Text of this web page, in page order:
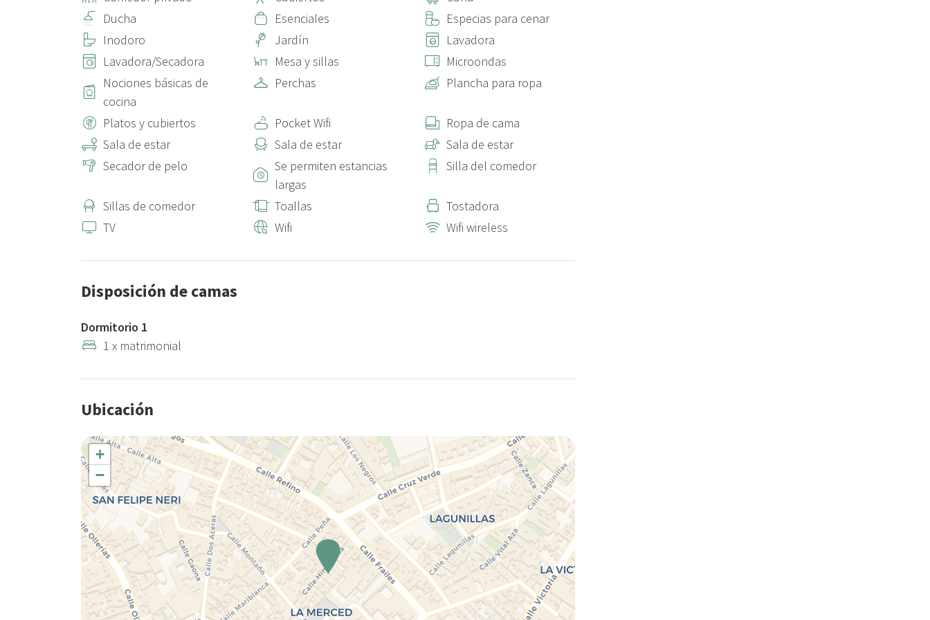
una de estas opciones:
• Cobertura por daños accidentales de 25 € (No reembolsable). Cubre hasta 300 € y evita el bloqueo del depósito.
• Depósito reembolsable de 300 € (Se devuelve tras la salida). Se aplicará una tarifa administrativa de 10 €,
descontada del método de pago elegido.
Ducha
Esenciales
Especias para cenar
Inodoro
Jardín
Lavadora
Lavadora/Secadora
Mesa y sillas
Microondas
Nociones básicas de
cocina
Perchas Plancha para ropa
Platos y cubiertos Pocket Wifi
Ropa de cama
Sala de estar
Sala de estar
Sala de estar
Secador de pelo
Se permiten estancias
largas
Silla del comedor
Sillas de comedor Toallas
Tostadora
TV
Wifi Wifi wireless
Disposición de camas
Dormitorio 1
1 x matrimonial
Ubicación
+
−